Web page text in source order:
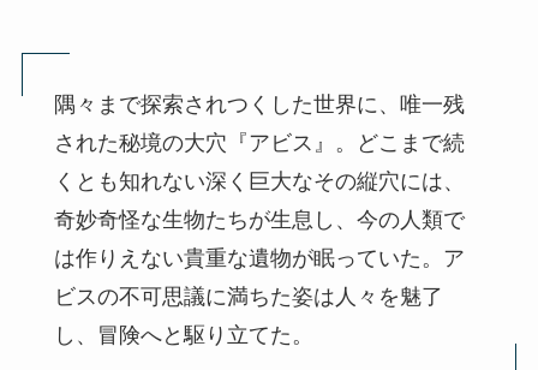
隅々まで探索されつくした世界に、唯一残
された秘境の大穴『アビス』。どこまで続
くとも知れない深く巨大なその縦穴には、
奇妙奇怪な生物たちが生息し、今の人類で
は作りえない貴重な遺物が眠っていた。ア
ビスの不可思議に満ちた姿は人々を魅了
し、冒険へと駆り立てた。